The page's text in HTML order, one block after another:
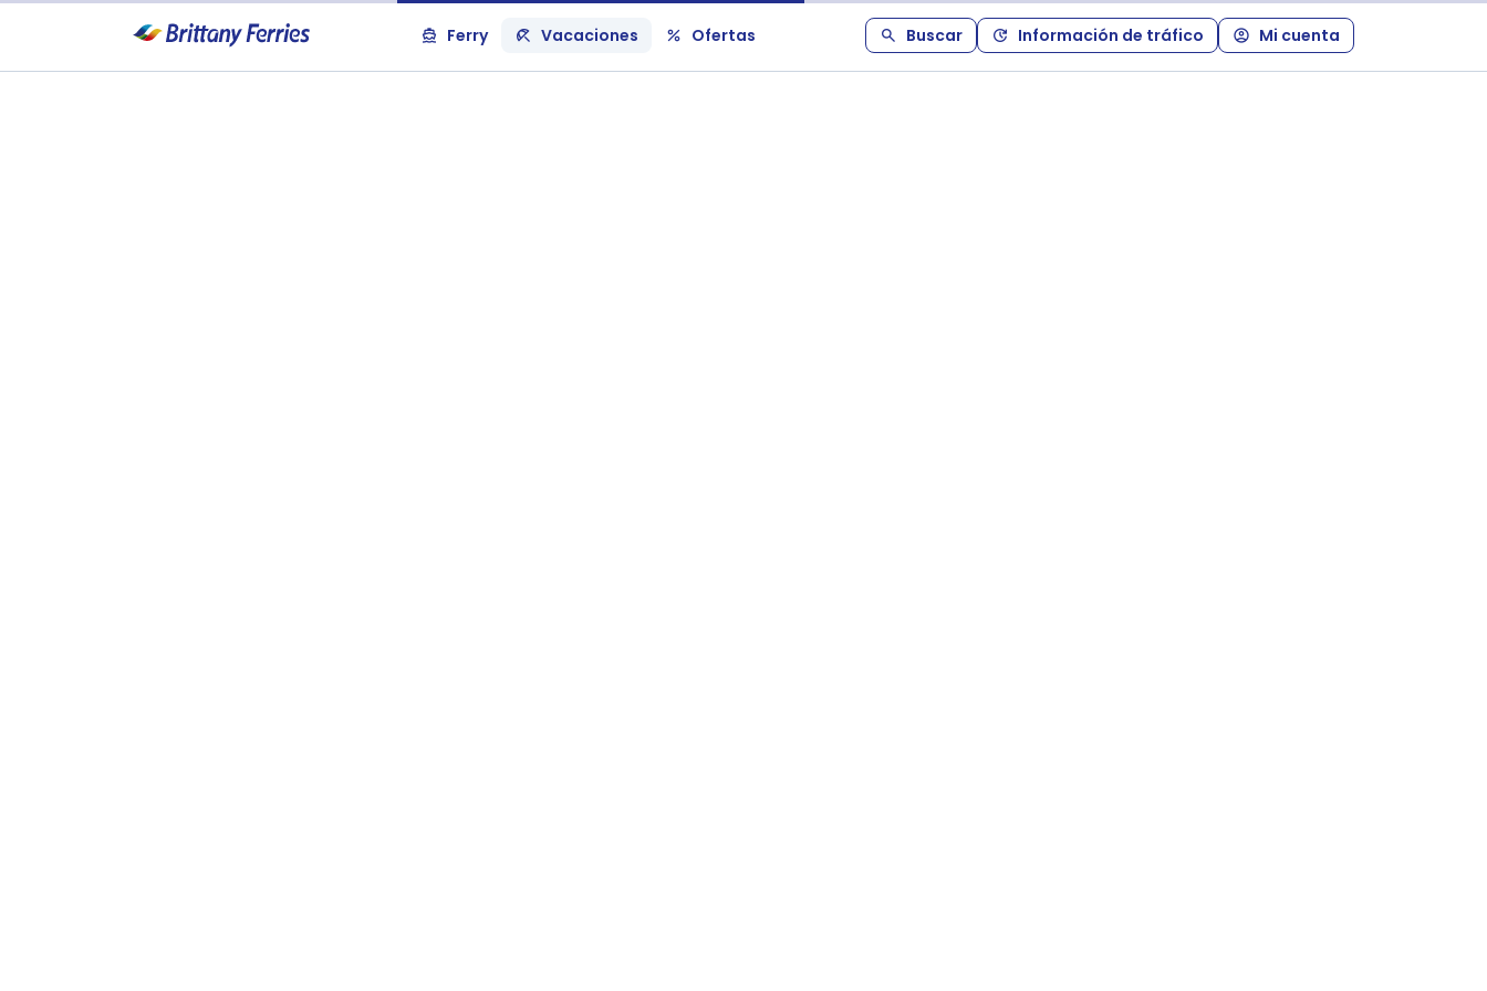
Ferry Vacaciones Ofertas Buscar Información de tráfico Mi cuenta